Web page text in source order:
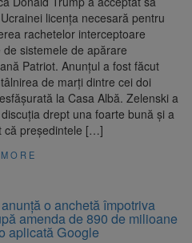
licența necesară pentru
rachetelor interceptoare
de sistemele de apărare
Patriot. Anunțul a fost făcut
de marți dintre cei doi
la Casa Albă. Zelenski a
drept una foarte bună și a
că președintele […]
o anchetă împotriva
amenda de 890 de milioane
aplicată Google